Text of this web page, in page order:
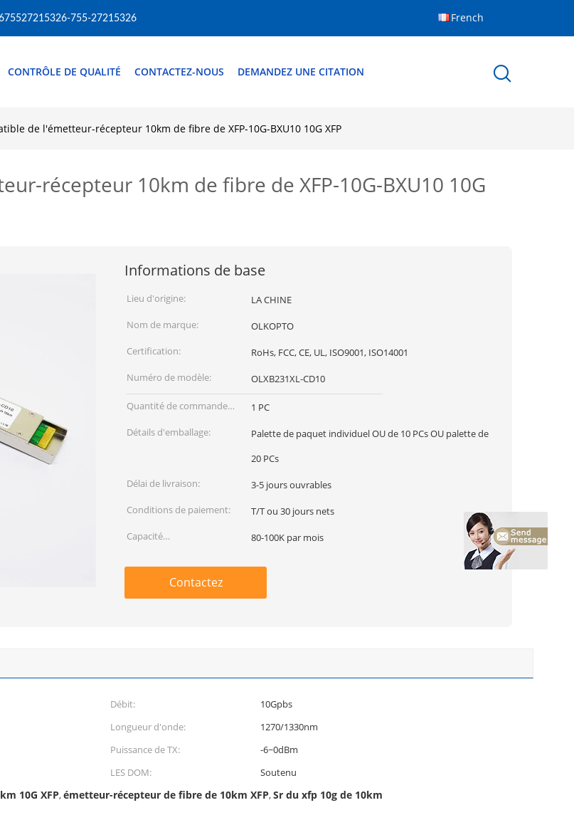
755-27215326 French
CONTRÔLE DE QUALITÉ CONTACTEZ-NOUS DEMANDEZ UNE CITATION
de l'émetteur-récepteur 10km de fibre de XFP-10G-BXU10 10G XFP
récepteur 10km de fibre de XFP-10G-BXU10 10G
Informations de base
Lieu d'origine:
LA CHINE
Nom de marque:
OLKOPTO
Certification:
RoHs, FCC, CE, UL, ISO9001, ISO14001
Numéro de modèle:
OLXB231XL-CD10
Quantité de commande
min:
1 PC
Détails d'emballage:
Palette de paquet individuel OU de 10 PCs OU palette de
20 PCs
Délai de livraison:
3-5 jours ouvrables
Conditions de paiement:
T/T ou 30 jours nets
Capacité
80-100K par mois
Contactez
Débit:
10Gpbs
Longueur d'onde:
1270/1330nm
Puissance de TX:
-6~0dBm
LES DOM:
Soutenu
10G XFP,émetteur-récepteur de fibre de 10km XFP,Sr du xfp 10g de 10km